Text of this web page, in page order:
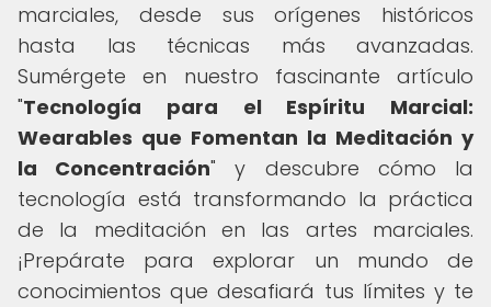
marciales, desde sus orígenes históricos
hasta las técnicas más avanzadas.
Sumérgete en nuestro fascinante artículo
"Tecnología para el Espíritu Marcial:
Wearables que Fomentan la Meditación y
la Concentración" y descubre cómo la
tecnología está transformando la práctica
de la meditación en las artes marciales.
¡Prepárate para explorar un mundo de
conocimientos que desafiará tus límites y te